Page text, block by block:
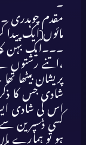
۔
مقدم چوہدری
مائوں(ایک پیدا
۔۔۔ایک بہن کا
،اتنے رشتوں
پریشان بیٹھا
شادی جس کا
اس کی شادی
کسی ڈسپرین سے
ہو تو ہمارے